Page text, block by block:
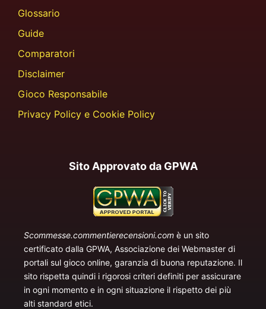
Glossario
Guide
Comparatori
Disclaimer
Gioco Responsabile
Privacy Policy e Cookie Policy
Sito Approvato da GPWA
Scommesse.commentierecensioni.com è un sito
certificato dalla GPWA, Associazione dei Webmaster di
portali sul gioco online, garanzia di buona reputazione. Il
sito rispetta quindi i rigorosi criteri definiti per assicurare
in ogni momento e in ogni situazione il rispetto dei più
alti standard etici.